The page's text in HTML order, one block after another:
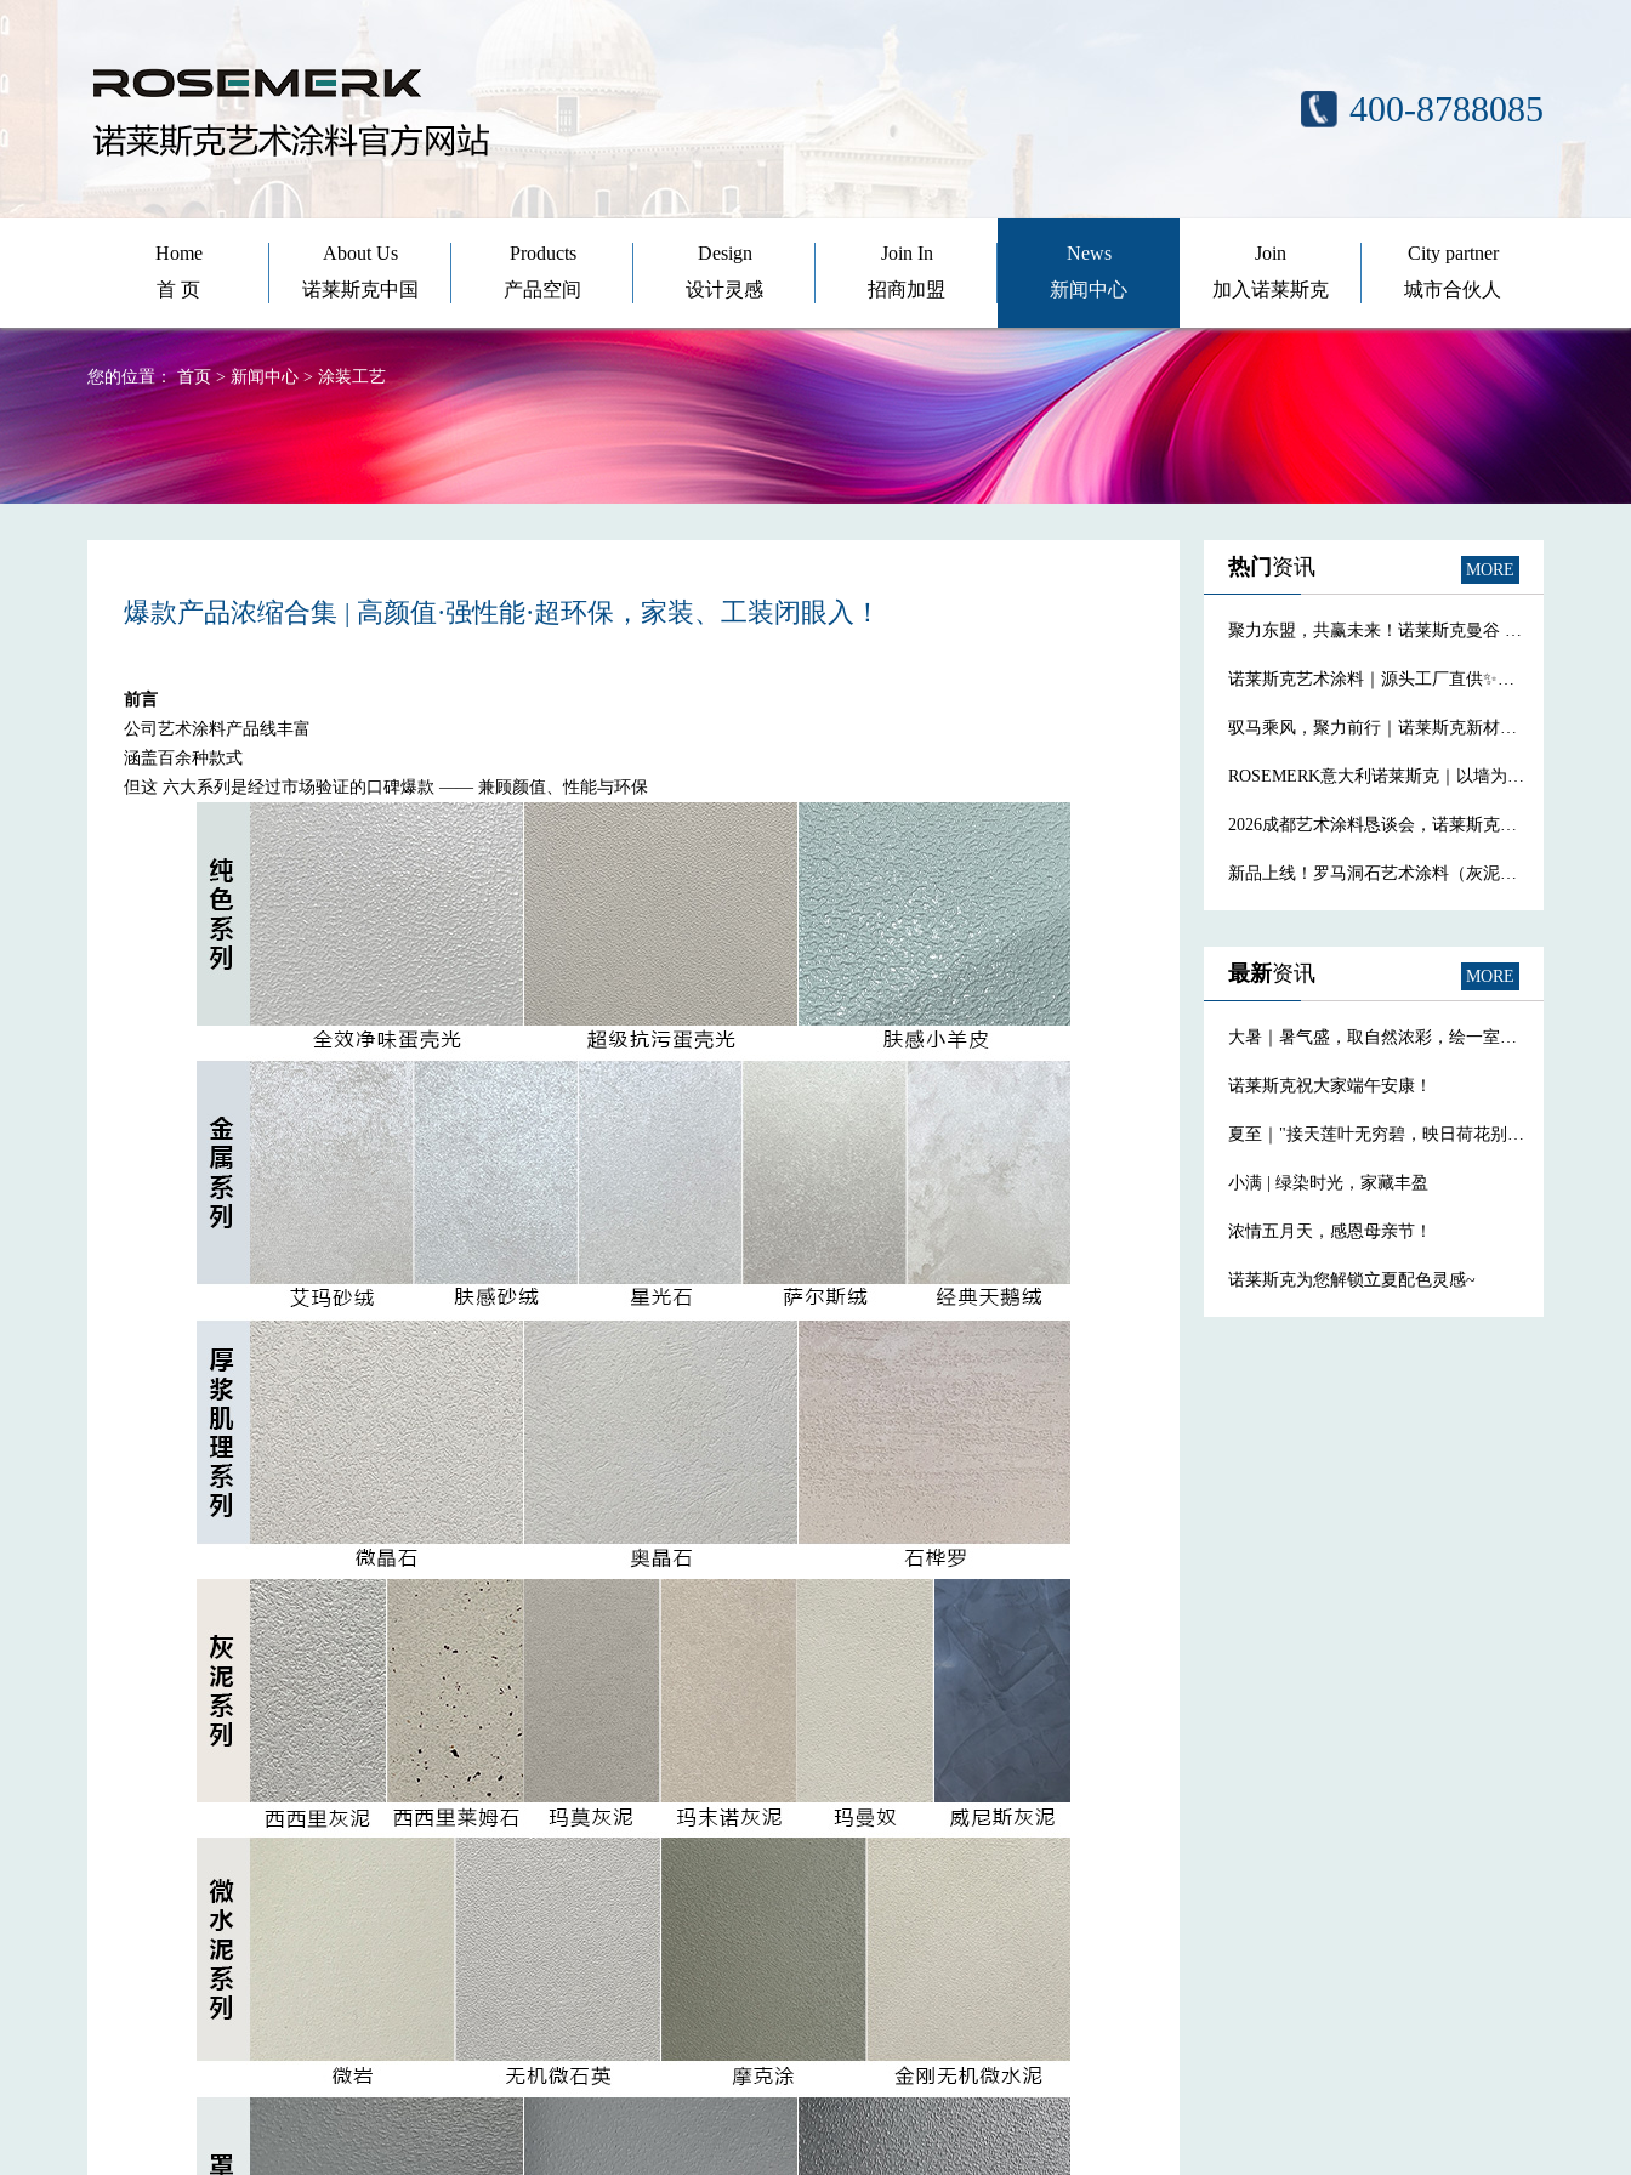
400-8788085
Home
首 页
About Us
诺莱斯克中国
Products
产品空间
Design
设计灵感
Join In
招商加盟
News
新闻中心
Join
加入诺莱斯克
City partner
城市合伙人
您的位置： 首页 > 新闻中心 > 涂装工艺
爆款产品浓缩合集 | 高颜值·强性能·超环保，家装、工装闭眼入！
前言
公司艺术涂料产品线丰富
涵盖百余种款式
但这 六大系列是经过市场验证的口碑爆款 —— 兼顾颜值、性能与环保
热门 资讯 MORE
聚力东盟，共赢未来！诺莱斯克曼谷 IMPACT 会展建材博览....
诺莱斯克艺术涂料｜源头工厂直供✨合作必看
驭马乘风，聚力前行｜诺莱斯克新材料年底聚餐圆满落幕，共赴新程....
ROSEMERK意大利诺莱斯克｜以墙为媒，书写温柔而坚定的生....
2026成都艺术涂料恳谈会，诺莱斯克携最新流行色卡赴约！
新品上线！罗马洞石艺术涂料（灰泥系列）：自然美学与硬核性能的....
最新资讯 MORE
大暑｜暑气盛，取自然浓彩，绘一室清宁
诺莱斯克祝大家端午安康！
夏至｜"接天莲叶无穷碧，映日荷花别样红。"
小满 | 绿染时光，家藏丰盈
浓情五月天，感恩母亲节！
诺莱斯克为您解锁立夏配色灵感~